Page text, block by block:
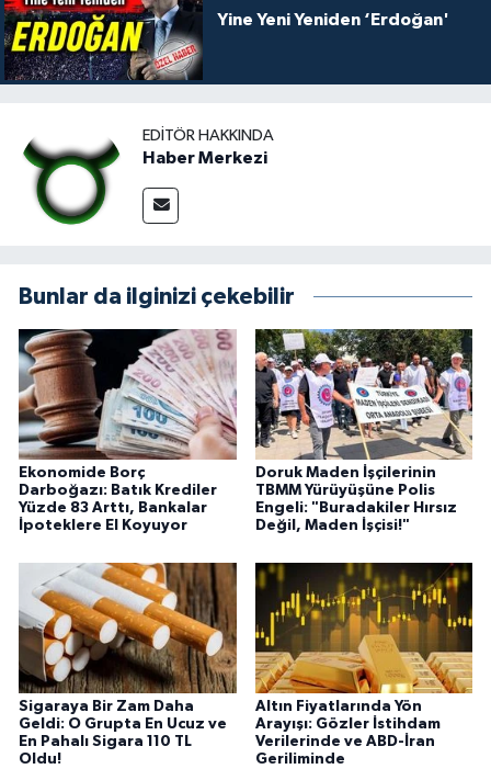
Yine Yeni Yeniden ‘Erdoğan'
EDITÖR HAKKINDA
Haber Merkezi
Bunlar da ilginizi çekebilir
Ekonomide Borç
Darboğazı: Batık Krediler
Yüzde 83 Arttı, Bankalar
İpoteklere El Koyuyor
Doruk Maden İşçilerinin
TBMM Yürüyüşüne Polis
Engeli: "Buradakiler Hırsız
Değil, Maden İşçisi!"
Sigaraya Bir Zam Daha
Geldi: O Grupta En Ucuz ve
En Pahalı Sigara 110 TL
Oldu!
Altın Fiyatlarında Yön
Arayışı: Gözler İstihdam
Verilerinde ve ABD-İran
Geriliminde